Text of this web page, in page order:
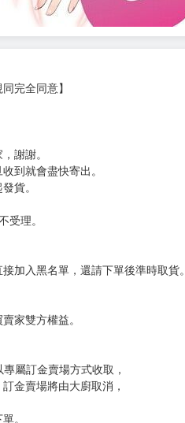
完全同意】
，謝謝。
貨。
受理。